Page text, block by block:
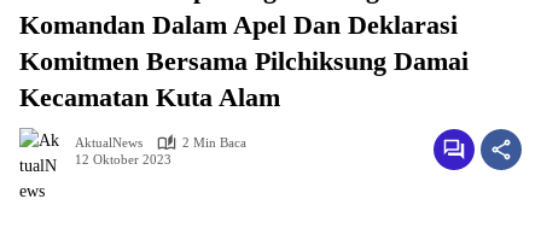
Komandan Dalam Apel Dan Deklarasi
Komitmen Bersama Pilchiksung Damai
Kecamatan Kuta Alam
AktualNews
2 Min Baca
12 Oktober 2023